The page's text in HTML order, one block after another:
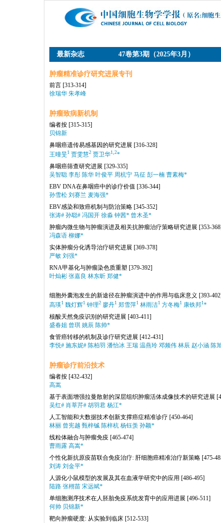
最新杂志 47卷第3期（2025年3月）
肿瘤精准诊疗研究进展专刊
前言 [313-314]
徐瑞华 朱孝峰
肿瘤致病新机制
编者按 [315-315]
贝锦新
鼻咽癌遗传易感基因的研究进展 [316-328]
王曈旻1 贾雯慧2 贾卫华1,2*
鼻咽癌筛查研究进展 [329-335]
吴智聪 李彤 陈华 叶俊平 周杭宁 马征 彭一楠 曹素梅*
EBV DNA在鼻咽癌中的诊疗价值 [336-344]
孙雪松 刘赛兰 麦海强*
EBV感染和致癌机制与防治策略 [345-352]
张涛# 孙聪# 冯国开 徐淼 钟茜* 曾木圣*
肿瘤内微生物与肿瘤演进及相关抗肿瘤治疗策略研究进展 [353-
冯森语 柳娜*
实体肿瘤分化诱导治疗研究进展 [369-378]
严敏 刘强*
RNA甲基化与肿瘤染色质重塑 [379-392]
叶灿彬 张嘉良 林东昕 郑健*
细胞外囊泡发生的新途径在肿瘤演进中的作用与临床意义 [393-
高瑛1 魏灯辉1 钟理2 廖丹1 郑雪萍1 林雨洁1 方冬梅1 康铁邦1*
核酸天然免疫识别的研究进展 [403-411]
盛春姐 曾琪 姚辰 陈帅*
食管癌转移的机制及诊疗研究进展 [412-431]
李悦# 施东妮# 陈柏羽 潘怡冰 王瑞 温燕玲 邓频伟 林辰 赵小涵 陈
肿瘤诊疗前沿技术
编者按 [432-432]
高嵩
基于表面增强拉曼散射的深层组织肿瘤活体成像技术的研究进展
吴红# 肖莘芹# 胡羽君 杨江*
人工智能和大数据技术创新支撑癌症精准诊疗 [450-464]
林丽 曾宪越 甄梓铖 陈梓杭 杨钰羡 孙颖*
线粒体融合与肿瘤免疫 [465-474]
曹雨露 高嵩*
个性化新抗原疫苗联合免疫治疗: 肝细胞癌精准治疗新策略 [475-
刘涛 刘金平*
人源化小鼠模型的发展及其在血液学研究中的应用 [486-495]
陆路 张栩苗 宋远斌*
单细胞测序技术在人胚胎免疫系统发育中的应用进展 [496-511]
何帅 贝锦新*
靶向肿瘤硬度: 从实验到临床 [512-533]